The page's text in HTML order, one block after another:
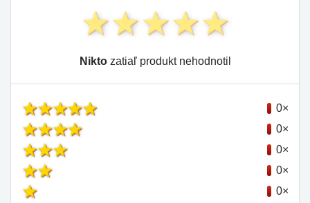
Niktozatiaľ produkt nehodnotil
0×
0×
0×
0×
0×